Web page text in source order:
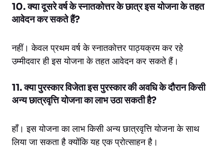
10. क्या दूसरे वर्ष के स्नातकोत्तर के छात्र इस योजना के तहत
आवेदन कर सकते हैं?
नहीं। केवल प्रथम वर्ष के स्नातकोत्तर पाठ्यक्रम कर रहे
उम्मीदवार ही इस योजना के तहत आवेदन कर सकते हैं।
11. क्या पुरस्कार विजेता इस पुरस्कार की अवधि के दौरान किसी
अन्य छात्रवृत्ति योजना का लाभ उठा सकती है?
हाँ। इस योजना का लाभ किसी अन्य छात्रवृत्ति योजना के साथ
लिया जा सकता है क्योंकि यह एक प्रोत्साहन है।